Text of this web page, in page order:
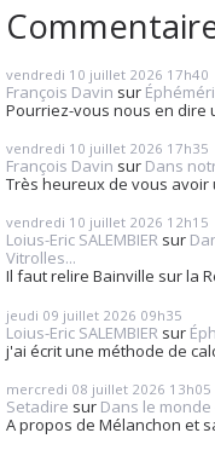
vendredi 10 juillet 2026 17h40
François Davin sur
Pourriez-vous nous en dire
vendredi 10 juillet 2026 17h35
François Davin sur Dans
Très heureux de vous avoir
vendredi 10 juillet 2026 12h15
Loius-Eric SALEMBIER sur
Vitrolles...
Il faut relire Bainville sur la
jeudi 09 juillet 2026 09h35
Loius-Eric SALEMBIER sur
j'ai écrit une méthode de
mercredi 08 juillet 2026 13h05
Setadire sur Dans le
A propos de Mélanchon et